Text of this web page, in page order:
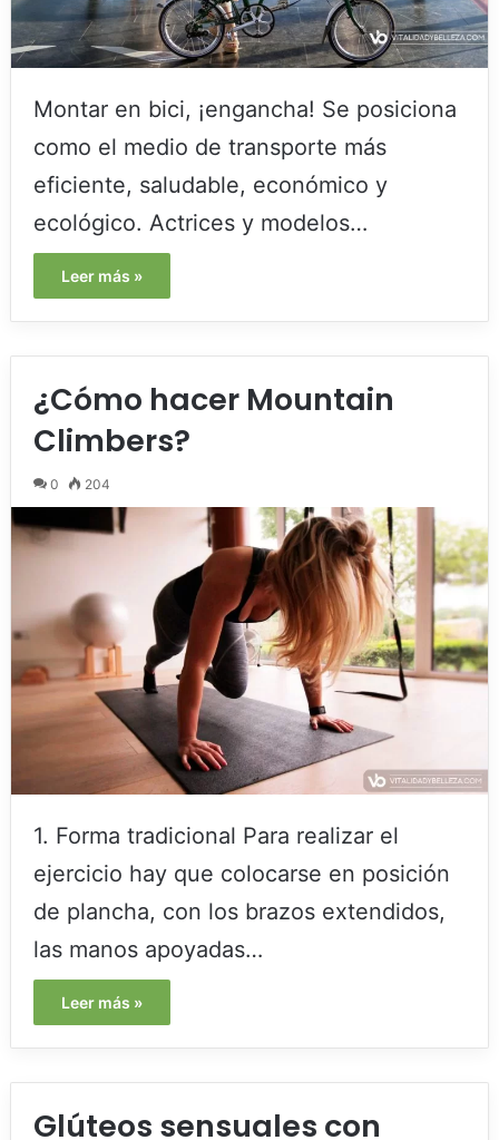
Montar en bici, ¡engancha! Se posiciona
como el medio de transporte más
eficiente, saludable, económico y
ecológico. Actrices y modelos…
Leer más »
¿Cómo hacer Mountain
Climbers?
0 204
1. Forma tradicional Para realizar el
ejercicio hay que colocarse en posición
de plancha, con los brazos extendidos,
las manos apoyadas…
Leer más »
Glúteos sensuales con